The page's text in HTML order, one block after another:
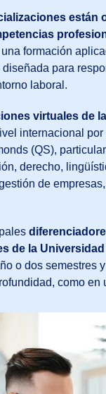
están
formación
para
laboral.
virtuales de
internacional por
(QS),
derecho,
de
de la
o dos semestres
como en